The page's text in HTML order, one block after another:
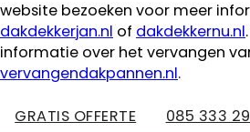
website bezoeken voor meer
dakdekkerjan.nl of dakdekkernu.nl
informatie over het vervangen
vervangendakpannen.nl.
GRATIS OFFERTE 085 333